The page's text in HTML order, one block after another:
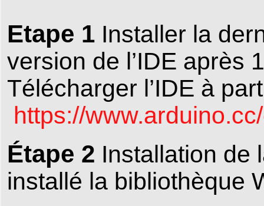
Etape 1 Installer la
version de l’IDE après
Télécharger l’IDE à
https://
Étape 2 Installation de
installé la bibliothèque